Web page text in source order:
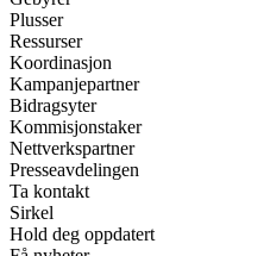
Plusser
Ressurser
Koordinasjon
Kampanjepartner
Bidragsyter
Kommisjonstaker
Nettverkspartner
Presseavdelingen
Ta kontakt
Sirkel
Hold deg oppdatert